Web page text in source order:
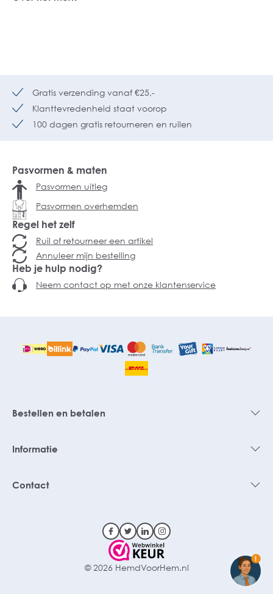
Gratis verzending vanaf €25,-
Klanttevredenheid staat voorop
100 dagen gratis retourneren en ruilen
Pasvormen & maten
Pasvormen uitleg
Pasvormen overhemden
Regel het zelf
Ruil of retourneer een artikel
Annuleer mijn bestelling
Heb je hulp nodig?
Neem contact op met onze klantenservice
Bestellen en betalen
Informatie
Contact
© 2026 HemdVoorHem.nl
1